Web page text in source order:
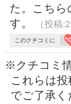
た。こちら
す。
（投稿
このクチコミに
※クチコミ
これらは
でご了承く